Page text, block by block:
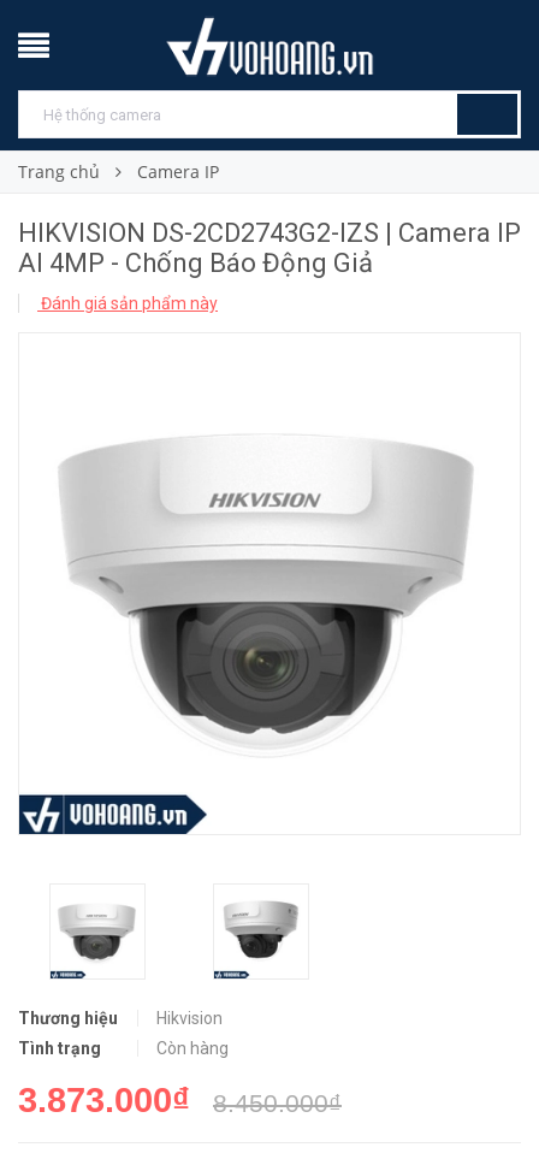
Trang chủ Camera IP
HIKVISION DS-2CD2743G2-IZS | Camera IP
AI 4MP - Chống Báo Động Giả
Đánh giá sản phẩm này
Thương hiệu
Hikvision
Tình trạng
Còn hàng
3.873.000₫ 8.450.000₫